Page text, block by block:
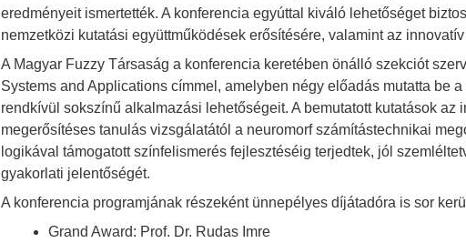
eredményeit ismertették. A konferencia egyúttal kiváló lehetőséget
nemzetközi kutatási együttműködések erősítésére, valamint az
A Magyar Fuzzy Társaság a konferencia keretében önálló szekciót
Systems and Applications címmel, amelyben négy előadás mutatta be
rendkívül sokszínű alkalmazási lehetőségeit. A bemutatott kutatások
megerősítéses tanulás vizsgálatától a neuromorf számítástechnikai
logikával támogatott színfelismerés fejlesztéséig terjedtek, jól
gyakorlati jelentőségét.
A konferencia programjának részeként ünnepélyes díjátadóra is sor
Grand Award: Prof. Dr. Rudas Imre